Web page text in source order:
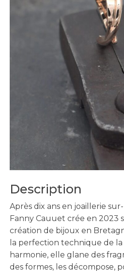
Description
Après dix ans en joaillerie
Fanny Cauuet crée en 2023
création de bijoux en
la perfection technique de
harmonie, elle glane des
des formes, les décompose,